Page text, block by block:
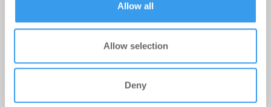
Allow all
Allow selection
Deny